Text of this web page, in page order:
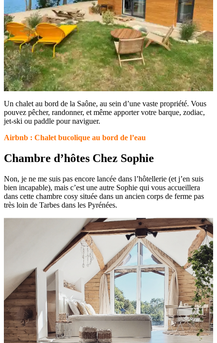
Un chalet au bord de la Saône, au sein d’une vaste propriété. Vous
pouvez pêcher, randonner, et même apporter votre barque, zodiac,
jet-ski ou paddle pour naviguer.
Airbnb : Chalet bucolique au bord de l’eau
Chambre d’hôtes Chez Sophie
Non, je ne me suis pas encore lancée dans l’hôtellerie (et j’en suis
bien incapable), mais c’est une autre Sophie qui vous accueillera
dans cette chambre cosy située dans un ancien corps de ferme pas
très loin de Tarbes dans les Pyrénées.